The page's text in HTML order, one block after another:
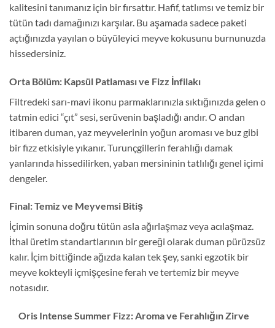
kalitesini tanımanız için bir fırsattır. Hafif, tatlımsı ve temiz bir
tütün tadı damağınızı karşılar. Bu aşamada sadece paketi
açtığınızda yayılan o büyüleyici meyve kokusunu burnunuzda
hissedersiniz.
Orta Bölüm: Kapsül Patlaması ve Fizz İnfilakı
Filtredeki sarı-mavi ikonu parmaklarınızla sıktığınızda gelen o
tatmin edici “çıt” sesi, serüvenin başladığı andır. O andan
itibaren duman, yaz meyvelerinin yoğun aroması ve buz gibi
bir fizz etkisiyle yıkanır. Turunçgillerin ferahlığı damak
yanlarında hissedilirken, yaban mersininin tatlılığı genel içimi
dengeler.
Final: Temiz ve Meyvemsi Bitiş
İçimin sonuna doğru tütün asla ağırlaşmaz veya acılaşmaz.
İthal üretim standartlarının bir gereği olarak duman pürüzsüz
kalır. İçim bittiğinde ağızda kalan tek şey, sanki egzotik bir
meyve kokteyli içmişçesine ferah ve tertemiz bir meyve
notasıdır.
Oris Intense Summer Fizz: Aroma ve Ferahlığın Zirve